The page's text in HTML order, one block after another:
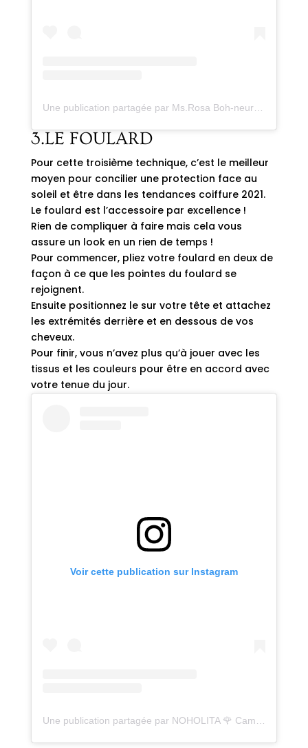
3.LE FOULARD
Pour cette troisième technique, c’est le meilleur
moyen pour concilier une protection face au
soleil et être dans les tendances coiffure 2021.
Le foulard est l’accessoire par excellence !
Rien de compliquer à faire mais cela vous
assure un look en un rien de temps !
Pour commencer, pliez votre foulard en deux de
façon à ce que les pointes du foulard se
rejoignent.
Ensuite positionnez le sur votre tête et attachez
les extrémités derrière et en dessous de vos
cheveux.
Pour finir, vous n’avez plus qu’à jouer avec les
tissus et les couleurs pour être en accord avec
votre tenue du jour.
Voir cette publication sur Instagram